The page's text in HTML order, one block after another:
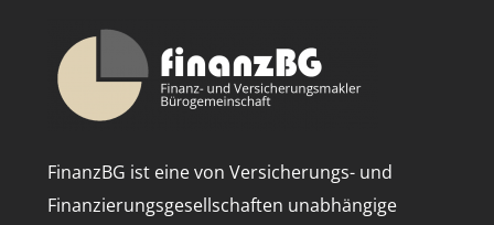
FinanzBG ist eine von Versicherungs- und
Finanzierungsgesellschaften unabhängige